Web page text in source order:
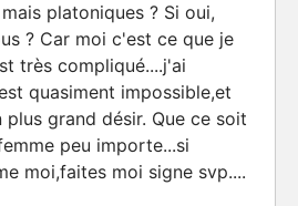
platoniques ? Si oui,
? Car moi c'est ce que je
très compliqué....j'ai
quasiment impossible,et
grand désir. Que ce soit
peu importe...si
moi,faites moi signe svp....